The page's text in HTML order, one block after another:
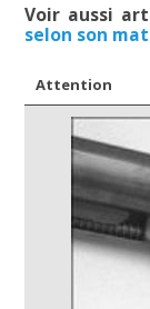
Voir aussi
selon son
Attention